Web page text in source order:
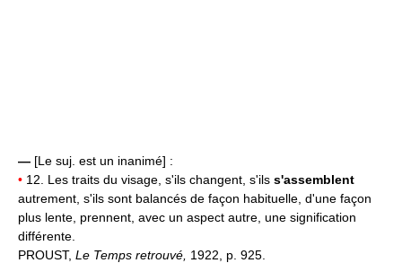
— [Le suj. est un inanimé] :
• 12. Les traits du visage, s'ils changent, s'ils s'assemblent
autrement, s'ils sont balancés de façon habituelle, d'une façon
plus lente, prennent, avec un aspect autre, une signification
différente.
PROUST, Le Temps retrouvé, 1922, p. 925.